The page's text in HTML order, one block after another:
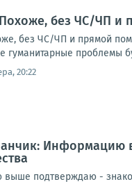
без ЧС/ЧП и
без ЧС/ЧП и прямой
гуманитарные проблемы
20:22
Информацию
подтверждаю -